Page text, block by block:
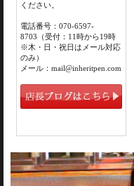
ください。
電話番号：070-6597-
8703（受付：11時から19時
※木・日・祝日はメール対応
のみ）
メール：mail@inheritpen.com